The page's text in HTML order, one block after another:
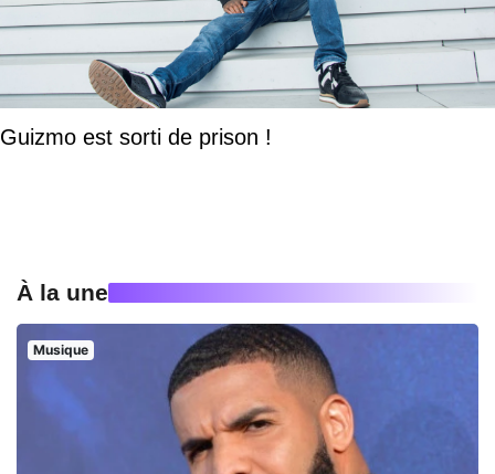
Guizmo est sorti de prison !
À la une
Musique